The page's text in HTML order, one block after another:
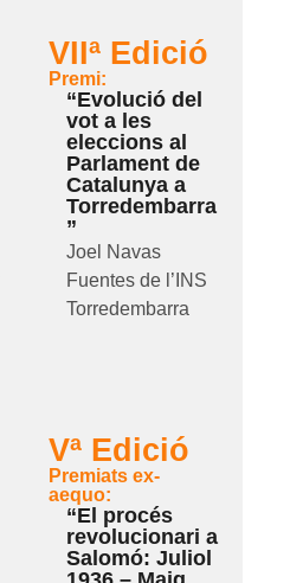
VIIª Edició
Premi:
“Evolució del
vot a les
eleccions al
Parlament de
Catalunya a
Torredembarra
”
Joel Navas
Fuentes de l’INS
Torredembarra
Vª Edició
Premiats ex-
aequo:
“El procés
revolucionari a
Salomó: Juliol